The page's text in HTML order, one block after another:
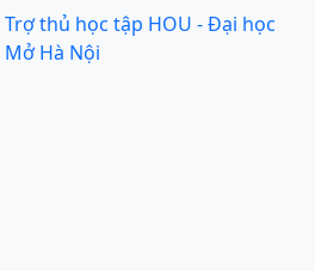
Trợ thủ học tập HOU - Đại học
Mở Hà Nội